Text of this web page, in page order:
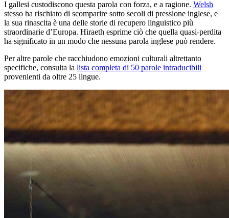
I gallesi custodiscono questa parola con forza, e a ragione. Welsh
stesso ha rischiato di scomparire sotto secoli di pressione inglese, e
la sua rinascita è una delle storie di recupero linguistico più
straordinarie d’Europa. Hiraeth esprime ciò che quella quasi-perdita
ha significato in un modo che nessuna parola inglese può rendere.
Per altre parole che racchiudono emozioni culturali altrettanto
specifiche, consulta la lista completa di 50 parole intraducibili
provenienti da oltre 25 lingue.